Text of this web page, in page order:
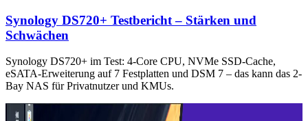
Synology DS720+ Testbericht – Stärken und
Schwächen
Synology DS720+ im Test: 4-Core CPU, NVMe SSD-Cache,
eSATA-Erweiterung auf 7 Festplatten und DSM 7 – das kann das 2-
Bay NAS für Privatnutzer und KMUs.